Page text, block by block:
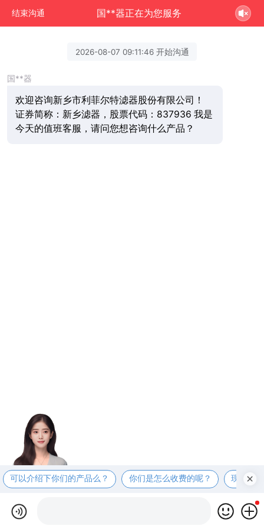
结束沟通 国**器正在为您服务
2026-08-07 09:11:46 开始沟通
国**器
欢迎咨询新乡市利菲尔特滤器股份有限公司！
证券简称：新乡滤器，股票代码：837936 我是
今天的值班客服，请问您想咨询什么产品？
可以介绍下你们的产品么？ 你们是怎么收费的呢？ 现在有